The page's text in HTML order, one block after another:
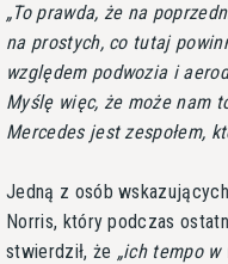
To prawda, że na
na prostych, co tutaj
względem podwozia i
Myślę więc, że może nam
Mercedes jest zespołem,
Jedną z osób
Norris, który podczas
stwierdził, że
ich tempo w